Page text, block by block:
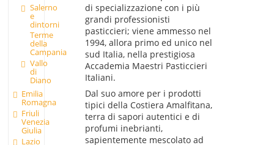
Salerno
e
dintorni
Terme
della
Campania
Vallo
di
Diano
Emilia
Romagna
Friuli
Venezia
Giulia
Lazio
di specializzazione con i più
grandi professionisti
pasticcieri; viene ammesso nel
1994, allora primo ed unico nel
sud Italia, nella prestigiosa
Accademia Maestri Pasticcieri
Italiani.
Dal suo amore per i prodotti
tipici della Costiera Amalfitana,
terra di sapori autentici e di
profumi inebrianti,
sapientemente mescolato ad